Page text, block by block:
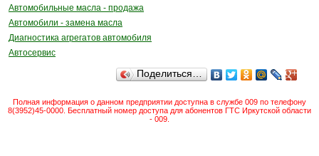
Автомобильные масла - продажа
Автомобили - замена масла
Диагностика агрегатов автомобиля
Автосервис
Поделиться…
Полная информация о данном предприятии доступна в службе 009 по телефону
8(3952)45-0000. Бесплатный номер доступа для абонентов ГТС Иркутской области
- 009.